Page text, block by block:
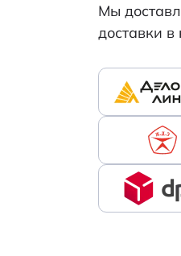
Мы
доставки